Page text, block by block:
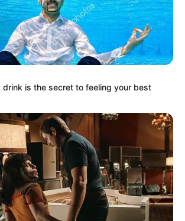
en Medellín
Álvarez
UNIRSE AL CANAL DE WHATSAPP
nacionalidad holandesa, requerido por
losPaíses Bajosmediante circular roja
delitos de narcotráfico y lavado de
y capturado en un hotel del sector
drink is the secret to feeling your best